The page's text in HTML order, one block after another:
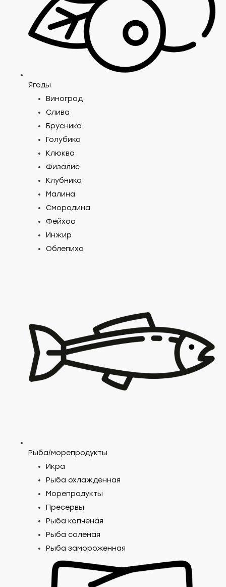
Ягоды
Виноград
Слива
Брусника
Голубика
Клюква
Физалис
Клубника
Малина
Смородина
Фейхоа
Инжир
Облепиха
Рыба/морепродукты
Икра
Рыба охлажденная
Морепродукты
Пресервы
Рыба копченая
Рыба соленая
Рыба замороженная